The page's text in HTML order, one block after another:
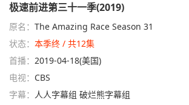
极速前进第三十一季(2019)
原名： The Amazing Race Season 31
状态： 本季终 / 共12集
首播： 2019-04-18(美国)
电视： CBS
字幕： 人人字幕组 破烂熊字幕组